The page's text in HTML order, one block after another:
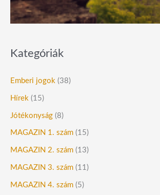
Kategóriák
Emberi jogok (38)
Hírek (15)
Jótékonyság (8)
MAGAZIN 1. szám (15)
MAGAZIN 2. szám (13)
MAGAZIN 3. szám (11)
MAGAZIN 4. szám (5)